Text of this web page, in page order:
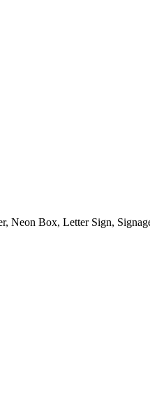
Neon Box, Letter Sign,